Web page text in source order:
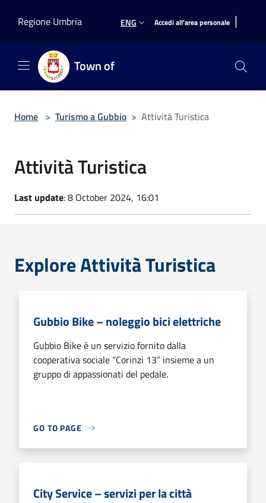
Regione Umbria
ENG Accedi all'area personale |
Town of
Home > Turismo a Gubbio > Attività Turistica
Attività Turistica
Last update: 8 October 2024, 16:01
Explore Attività Turistica
Gubbio Bike – noleggio bici elettriche
Gubbio Bike è un servizio fornito dalla
cooperativa sociale “Corinzi 13” insieme a un
gruppo di appassionati del pedale.
GO TO PAGE
City Service – servizi per la città